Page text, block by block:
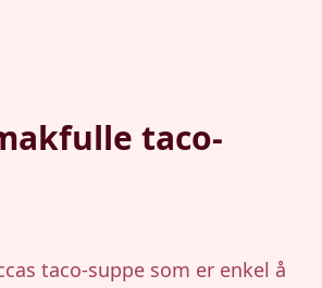
taco-
taco-suppe som er enkel å